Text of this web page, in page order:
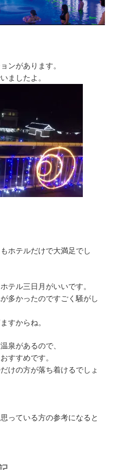
ンがあります。
ましたよ。
ホテルだけで大満足でし
テル三日月がいいです。
多かったのですごく騒がし
すからね。
泉があるので、
すすめです。
けの方が落ち着けるでしょ
っている方の参考になると